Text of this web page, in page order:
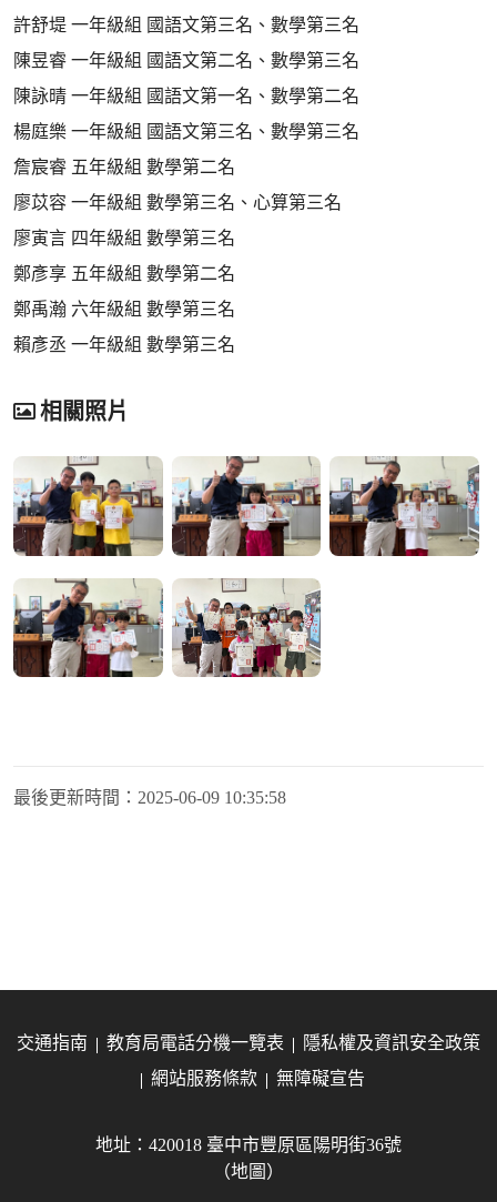
許舒堤 一年級組 國語文第三名、數學第三名
陳昱睿 一年級組 國語文第二名、數學第三名
陳詠晴 一年級組 國語文第一名、數學第二名
楊庭樂 一年級組 國語文第三名、數學第三名
詹宸睿 五年級組 數學第二名
廖苡容 一年級組 數學第三名、心算第三名
廖寅言 四年級組 數學第三名
鄭彥享 五年級組 數學第二名
鄭禹瀚 六年級組 數學第三名
賴彥丞 一年級組 數學第三名
相關照片
最後更新時間： 2025-06-09 10:35:58
交通指南 教育局電話分機一覽表
隱私權及資訊安全政策
網站服務條款
無障礙宣告
地址：420018 臺中市豐原區陽明街36號
（地圖）